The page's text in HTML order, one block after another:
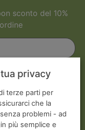
sconto del 10%
privacy
terze parti per
che la
problemi - ad
più semplice e